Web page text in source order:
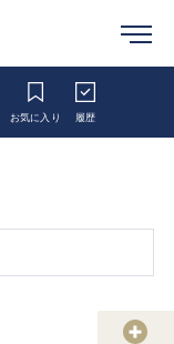
お気に入り 履歴